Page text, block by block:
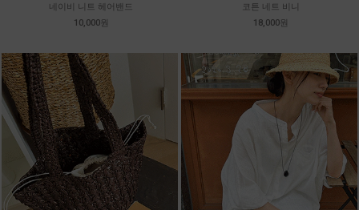
네이비 니트 헤어밴드
10,000원
코튼 네트 비니
18,000원